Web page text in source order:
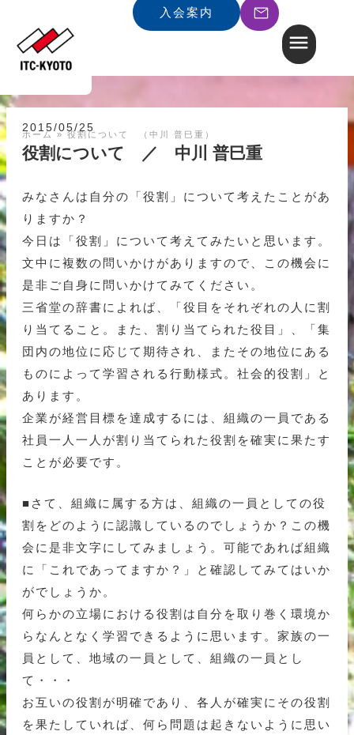
入会案内
ホーム » 役割について （中川 普巳重）
2015/05/25
役割について ／ 中川 普巳重
みなさんは自分の「役割」について考えたことがあ
りますか？
今日は「役割」について考えてみたいと思います。
文中に複数の問いかけがありますので、この機会に
是非ご自身に問いかけてみてください。
三省堂の辞書によれば、「役目をそれぞれの人に割
り当てること。また、割り当てられた役目」、「集
団内の地位に応じて期待され、またその地位にある
ものによって学習される行動様式。社会的役割」と
あります。
企業が経営目標を達成するには、組織の一員である
社員一人一人が割り当てられた役割を確実に果たす
ことが必要です。
■さて、組織に属する方は、組織の一員としての役
割をどのように認識しているのでしょうか？この機
会に是非文字にしてみましょう。可能であれば組織
に「これであってますか？」と確認してみてはいか
がでしょうか。
何らかの立場における役割は自分を取り巻く環境か
らなんとなく学習できるように思います。家族の一
員として、地域の一員として、組織の一員とし
て・・・
お互いの役割が明確であり、各人が確実にその役割
を果たしていれば、何ら問題は起きないように思い